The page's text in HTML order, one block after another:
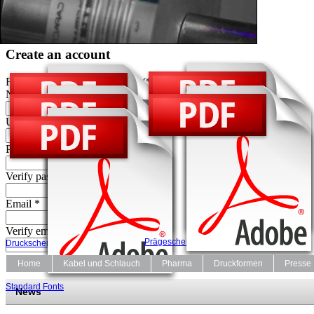
Password *
Create an account
Fields marked with an asterisk (*) are required.
Name *
Username *
Password *
Verify password *
Email *
Verify email *
Home Kabel und Schlauch Pharma Druckformen Presse
News
Druckscheiben Datenblatt
Druckscheiben Bestellformular
Standard Fonts
Prägescheiben Datenblatt
Prägescheiben Bestellformular